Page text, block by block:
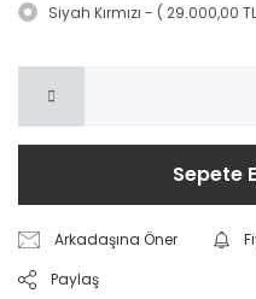
Siyah Kırmızı - ( 29.000,00
Sepete
Arkadaşına Öner
Paylaş